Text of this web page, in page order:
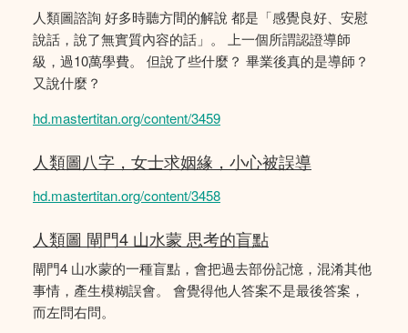
人類圖諮詢 好多時聽方間的解說 都是「感覺良好、安慰
說話，說了無實質內容的話」。 上一個所謂認證導師
級，過10萬學費。 但說了些什麼？ 畢業後真的是導師？
又說什麼？
hd.mastertitan.org/content/3459
人類圖八字，女士求姻緣，小心被誤導
hd.mastertitan.org/content/3458
人類圖 閘門4 山水蒙 思考的盲點
閘門4 山水蒙的一種盲點，會把過去部份記憶，混淆其他
事情，產生模糊誤會。 會覺得他人答案不是最後答案，
而左問右問。